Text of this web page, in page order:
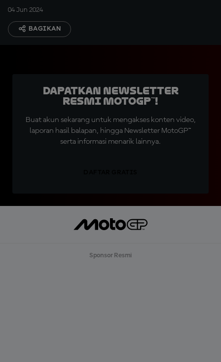
04 Jun 2024
BAGIKAN
Dapatkan Newsletter
Resmi MotoGP™!
Buat akun sekarang untuk mengakses konten video,
laporan hasil balapan, hingga Newsletter MotoGP™
serta informasi menarik lainnya.
Sponsor Resmi